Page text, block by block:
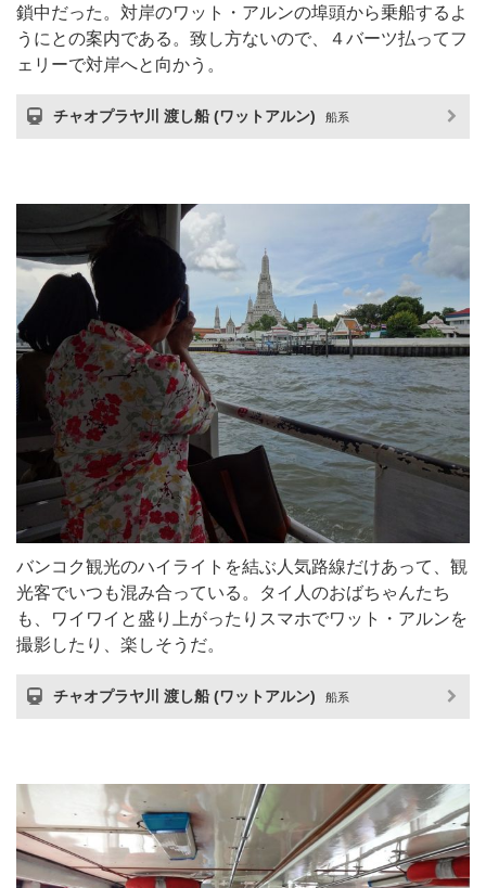
鎖中だった。対岸のワット・アルンの埠頭から乗船するよ
うにとの案内である。致し方ないので、４バーツ払ってフ
ェリーで対岸へと向かう。
チャオプラヤ川 渡し船 (ワットアルン) 船系
バンコク観光のハイライトを結ぶ人気路線だけあって、観
光客でいつも混み合っている。タイ人のおばちゃんたち
も、ワイワイと盛り上がったりスマホでワット・アルンを
撮影したり、楽しそうだ。
チャオプラヤ川 渡し船 (ワットアルン) 船系